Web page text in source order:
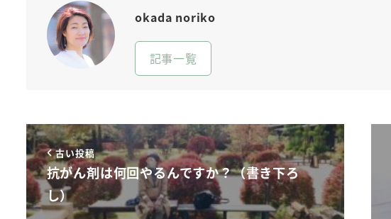
okada noriko
記事一覧
古い投稿
抗がん剤は何回やるんですか？（書き下ろ
し）